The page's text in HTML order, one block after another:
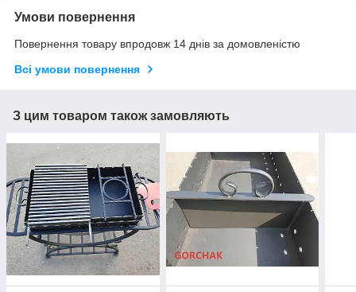
Умови повернення
Повернення товару впродовж 14 днів за домовленістю
Всі умови повернення
З цим товаром також замовляють